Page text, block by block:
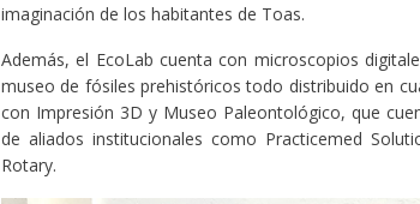
imaginación de los habitantes de Toas.
Además, el EcoLab cuenta con microscopios
museo de fósiles prehistóricos todo distribuido en
con Impresión 3D y Museo Paleontológico, que
de aliados institucionales como Practicemed
Rotary.